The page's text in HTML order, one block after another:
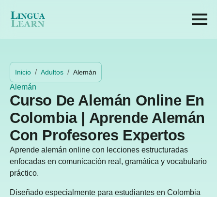
Inicio Adultos Alemán
Alemán
Curso De Alemán Online En
Colombia | Aprende Alemán
Con Profesores Expertos
Aprende alemán online con lecciones estructuradas
enfocadas en comunicación real, gramática y vocabulario
práctico.
Diseñado especialmente para estudiantes en Colombia